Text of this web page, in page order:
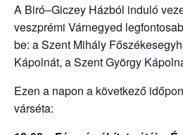
A Biró–Giczey Házból induló
veszprémi Várnegyed
be: a Szent Mihály
Kápolnát, a Szent György
Ezen a napon a következő
várséta: